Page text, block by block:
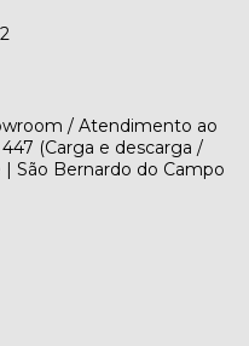
/ Atendimento ao
(Carga e descarga /
São Bernardo do Campo